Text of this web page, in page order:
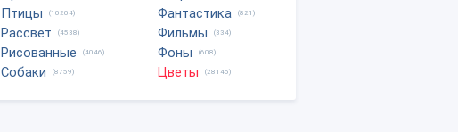
Птицы (10204)
Рассвет (4538)
Рисованные (4046)
Собаки (8759)
Фантастика (821)
Фильмы (334)
Фоны (608)
Цветы (28145)